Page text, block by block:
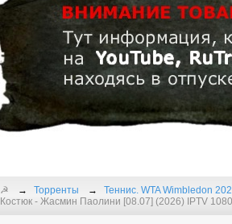
☭ Торренты Теннис. WTA Wimbledon
Костюк - Жасмин Паолини [08.07] (2026) IPTV